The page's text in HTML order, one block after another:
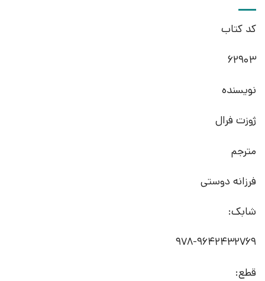
کد کتاب
62903
نویسنده
ژوزت فرال
مترجم
فرزانه دوستی
شابک:
978-9642432769
قطع: